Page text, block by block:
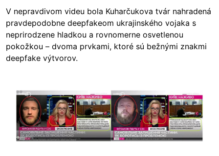
V nepravdivom videu bola Kuharčukova tvár nahradená
pravdepodobne deepfakeom ukrajinského vojaka s
neprirodzene hladkou a rovnomerne osvetlenou
pokožkou – dvoma prvkami, ktoré sú bežnými znakmi
deepfake výtvorov.
Image